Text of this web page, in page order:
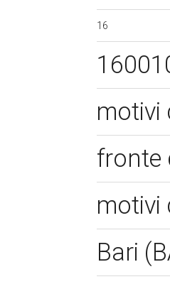
16
motivi
fronte
motivi
Bari